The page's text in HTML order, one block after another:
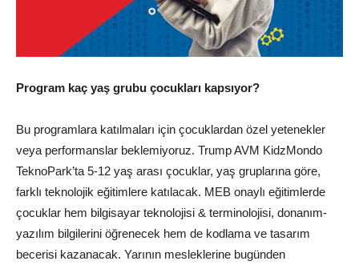
Program kaç yaş grubu çocukları kapsıyor?
Bu programlara katılmaları için çocuklardan özel yetenekler
veya performanslar beklemiyoruz. Trump AVM KidzMondo
TeknoPark’ta 5-12 yaş arası çocuklar, yaş gruplarına göre,
farklı teknolojik eğitimlere katılacak. MEB onaylı eğitimlerde
çocuklar hem bilgisayar teknolojisi & terminolojisi, donanım-
yazılım bilgilerini öğrenecek hem de kodlama ve tasarım
becerisi kazanacak. Yarının mesleklerine bugünden